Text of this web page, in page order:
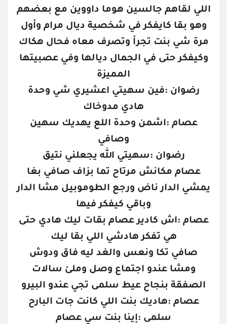
اللي لقاهم جالسين هوما داووين مع بعضهم
وهو بقا كايفكر في شخصية ديال مرام وأول
مرة شي بنت تجرأ وتصرف معاه فحال هكاك
وكيفكر حتى في الجمال ديالها وفي عصبيتها
المميزة
رضوان :فين سهيتي اعشيري شي وحدة
هادي مدوخاك
عصام :اشمن وحدة اللع يهديك سهين
وصافي
رضوان :سهيتي الله يجعلني نتيق
عصام مكانش مرتاح تما بزاف صافي بغا
يمشي الدار ناض ورجع الطوموبيل مشا الدار
وباقي كيفكر فيها
عصام :اش كادير عصام بقات ليك هادي حتى
هي تفكر هادشي اللي بقا ليك
صافي تكا ونعس والغد ليه فاق ودوش
ومشا عندو اجتماع وصل وملئ سالات
الصفقة بنجاح عيط سلمى تجي عندو البيرو
عصام :هاديك بنت اللي كانت جات البارح
سلمى :إينا بنت سي عصام